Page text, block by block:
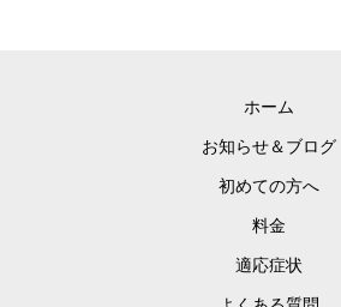
ホーム
お知らせ＆ブログ
初めての方へ
料金
適応症状